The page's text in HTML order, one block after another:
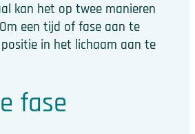
kan het op twee manieren
een tijd of fase aan te
in het lichaam aan te
fase